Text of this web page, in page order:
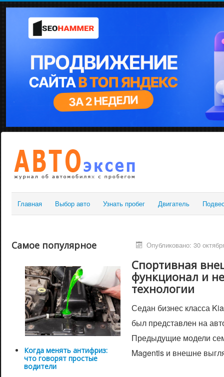
Главная Выбор авто Узнать пробег Двигатель
Самое популярное
Когда менять антифриз:
что говорят простые
водители
Опубликовано: 30
Спортивная
функционал и
технологии
Седан бизнес класса
был представлен на
Предыдущие модели
Magentis и внешне